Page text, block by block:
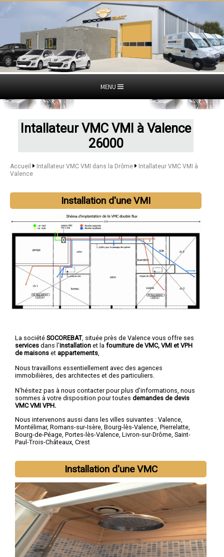
MENU
Intallateur VMC VMI à Valence
26000
Accueil Intallateur VMC VMI dans la Drôme
Intallateur VMC VMI à
Valence
Installation d'une VMI
La société SOCOREBAT, située près de Valence vous offre ses
services dans l'installation et la fourniture de VMC, VMI et VPH
de maisons et appartements,
Nous travaillons essentiellement avec des agences
immobilières, des architectes et des particuliers.
N'hésitez pas à nous contacter pour plus d'informations, nous
sommes à votre disposition pour toutes demandes de devis
VMC VMI VPH.
Nous intervenons aussi dans les villes suivantes : Valence
Montélimar, Romans-sur-Isère Bourg-lès-Valence Pierrelatte
Bourg-de-Péage Portes-lès-Valence Livron-sur-Drôme Saint-
Paul-Trois-Châteaux Crest
Installation d'une VMC